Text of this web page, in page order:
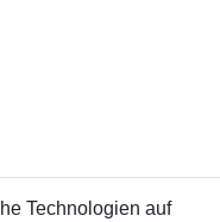
Technologien auf